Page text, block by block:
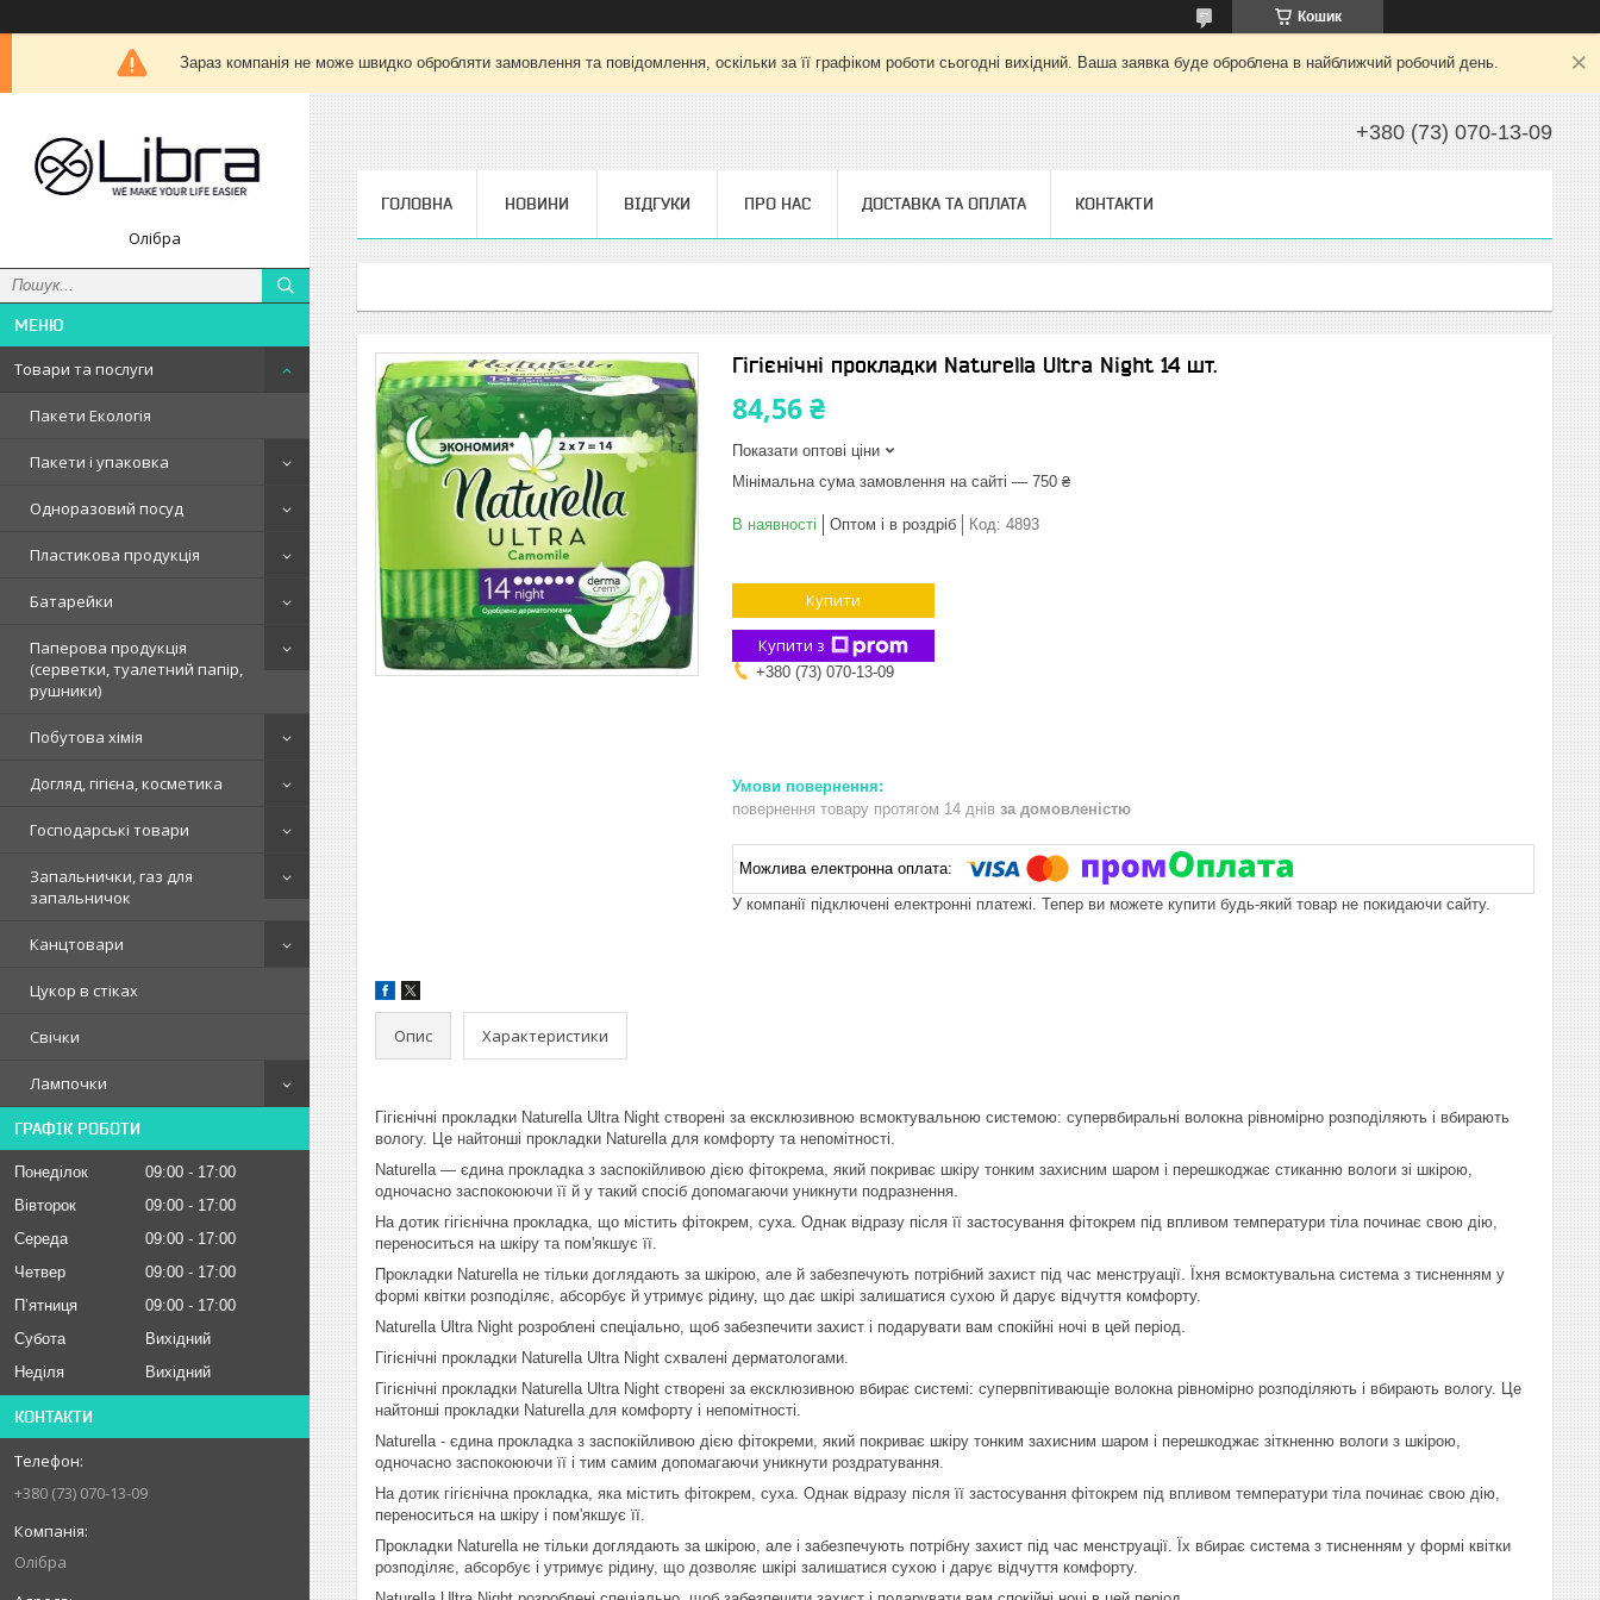
Кошик
Зараз компанія не може швидко обробляти замовлення та повідомлення, оскільки за її графіком роботи сьогодні вихідний. Ваша заявка буде оброблена в найближчий робочий день.
Олібра
Товари та послуги
Пакети Екологія
Пакети і упаковка
Одноразовий посуд
Пластикова продукція
Батарейки
Паперова продукція
(серветки, туалетний папір,
рушники)
Побутова хімія
Догляд, гігієна, косметика
Господарські товари
Запальнички, газ для
запальничок
Канцтовари
Цукор в стіках
Свічки
Лампочки
ГРАФІК РОБОТИ
Понеділок 09:00
17:00
Вівторок
09:00
17:00
Середа
09:00
17:00
Четвер
09:00
17:00
Пʼятниця
09:00
17:00
Субота
Вихідний
Неділя
Вихідний
КОНТАКТИ
+380 (73) 070-13-09
Олібра
+380 (73) 070-13-09
ГОЛОВНА НОВИНИ ВІДГУКИ ПРО НАС ДОСТАВКА ТА ОПЛАТА КОНТАКТИ
Гігієнічні прокладки Naturella Ultra Night 14 шт.
84,56 ₴
Показати оптові ціни
Мінімальна сума замовлення на сайті — 750 ₴
В наявності Оптом і в роздріб Код: 4893
Купити
Купити з
+380 (73) 070-13-09
повернення товару протягом 14 днів за домовленістю
У компанії підключені електронні платежі. Тепер ви можете купити будь-який товар не покидаючи сайту.
Опис Характеристики
Гігієнічні прокладки Naturella Ultra Night створені за ексклюзивною всмоктувальною системою: супервбиральні волокна рівномірно розподіляють і вбирають
вологу. Це найтонші прокладки Naturella для комфорту та непомітності.
Naturella — єдина прокладка з заспокійливою дією фітокрема, який покриває шкіру тонким захисним шаром і перешкоджає стиканню вологи зі шкірою,
одночасно заспокоюючи її й у такий спосіб допомагаючи уникнути подразнення.
На дотик гігієнічна прокладка, що містить фітокрем, суха. Однак відразу після її застосування фітокрем під впливом температури тіла починає свою дію,
переноситься на шкіру та пом'якшує її.
Прокладки Naturella не тільки доглядають за шкірою, але й забезпечують потрібний захист під час менструації. Їхня всмоктувальна система з тисненням у
формі квітки розподіляє, абсорбує й утримує рідину, що дає шкірі залишатися сухою й дарує відчуття комфорту.
Naturella Ultra Night розроблені спеціально, щоб забезпечити захист і подарувати вам спокійні ночі в цей період.
Гігієнічні прокладки Naturella Ultra Night схвалені дерматологами.
Гігієнічні прокладки Naturella Ultra Night створені за ексклюзивною вбирає системі: супервпітивающіе волокна рівномірно розподіляють і вбирають вологу. Це
найтонші прокладки Naturella для комфорту і непомітності.
Naturella - єдина прокладка з заспокійливою дією фітокреми, який покриває шкіру тонким захисним шаром і перешкоджає зіткненню вологи з шкірою,
одночасно заспокоюючи її і тим самим допомагаючи уникнути роздратування.
На дотик гігієнічна прокладка, яка містить фітокрем, суха. Однак відразу після її застосування фітокрем під впливом температури тіла починає свою дію,
переноситься на шкіру і пом'якшує її.
Прокладки Naturella не тільки доглядають за шкірою, але і забезпечують потрібну захист під час менструації. Їх вбирає система з тисненням у формі квітки
розподіляє, абсорбує і утримує рідину, що дозволяє шкірі залишатися сухою і дарує відчуття комфорту.